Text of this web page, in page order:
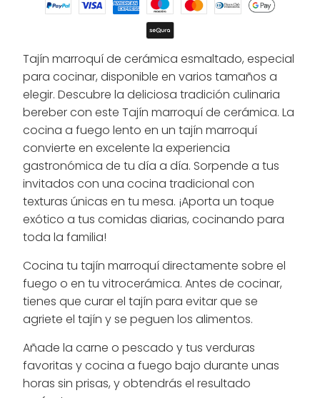
Tajín marroquí de cerámica esmaltado, especial
para cocinar, disponible en varios tamaños a
elegir. Descubre la deliciosa tradición culinaria
bereber con este Tajín marroquí de cerámica. La
cocina a fuego lento en un tajín marroquí
convierte en excelente la experiencia
gastronómica de tu día a día. Sorpende a tus
invitados con una cocina tradicional con
texturas únicas en tu mesa. ¡Aporta un toque
exótico a tus comidas diarias, cocinando para
toda la familia!
Cocina tu tajín marroquí directamente sobre el
fuego o en tu vitrocerámica. Antes de cocinar,
tienes que curar el tajín para evitar que se
agriete el tajín y se peguen los alimentos.
Añade la carne o pescado y tus verduras
favoritas y cocina a fuego bajo durante unas
horas sin prisas, y obtendrás el resultado